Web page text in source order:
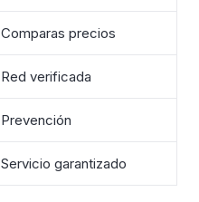
Comparas precios
Red verificada
Prevención
Servicio garantizado